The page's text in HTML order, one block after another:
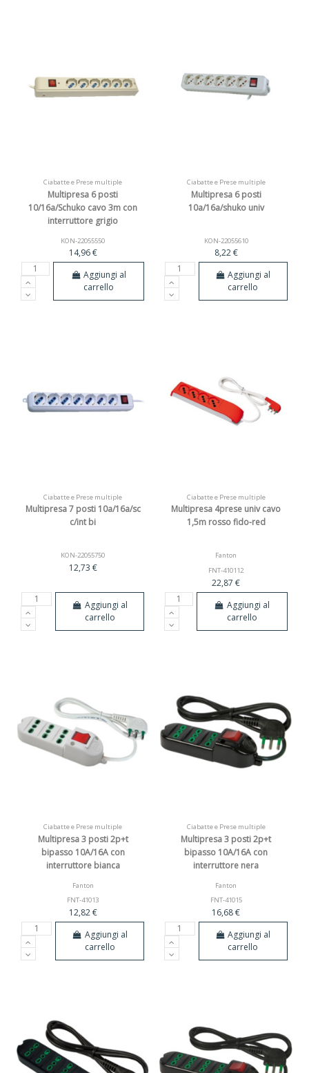
Ciabatte e Prese multiple
Multipresa 6 posti
10/16a/Schuko cavo 3m con
interruttore grigio
KON-22055550
14,96 €
Aggiungi al
carrello
Ciabatte e Prese multiple
Multipresa 6 posti
10a/16a/shuko univ
KON-22055610
8,22 €
Aggiungi al
carrello
Ciabatte e Prese multiple
Multipresa 7 posti 10a/16a/sc
c/int bi
KON-22055750
12,73 €
Aggiungi al
carrello
Ciabatte e Prese multiple
Multipresa 4prese univ cavo
1,5m rosso fido-red
Fanton
FNT-410112
22,87 €
Aggiungi al
carrello
Ciabatte e Prese multiple
Multipresa 3 posti 2p+t
bipasso 10A/16A con
interruttore bianca
Fanton
FNT-41013
12,82 €
Aggiungi al
carrello
Ciabatte e Prese multiple
Multipresa 3 posti 2p+t
bipasso 10A/16A con
interruttore nera
Fanton
FNT-41015
16,68 €
Aggiungi al
carrello